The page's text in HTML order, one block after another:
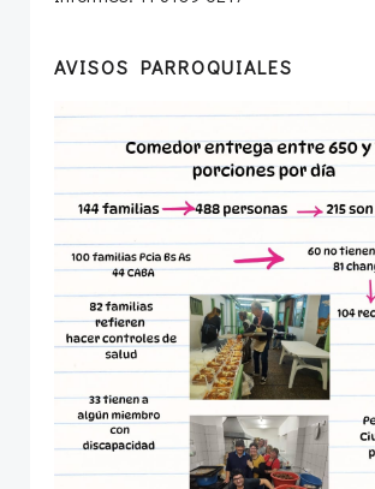
AVISOS PARROQUIALES